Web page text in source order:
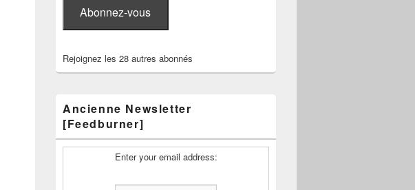
Abonnez-vous
Rejoignez les 28 autres abonnés
Ancienne Newsletter
[Feedburner]
Enter your email address: